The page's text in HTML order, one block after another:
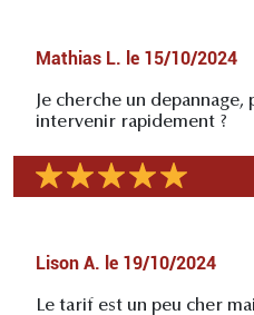
Mathias L. le 15/10/2024
Je cherche un depannage,
intervenir rapidement ?
Lison A. le 19/10/2024
Le tarif est un peu cher